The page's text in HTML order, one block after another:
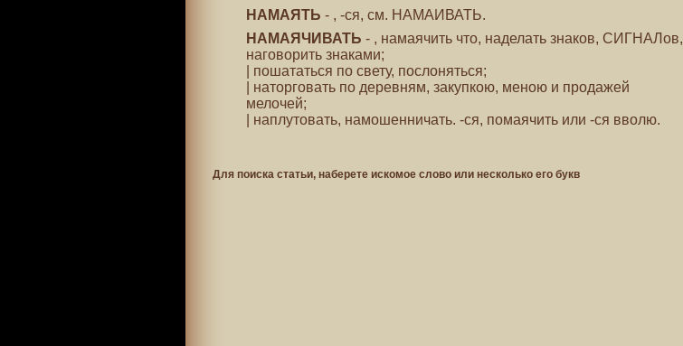
НАМАЯТЬ - , -ся, см. НАМАИВАТЬ.
НАМАЯЧИВАТЬ - , намаячить что, наделать знаков, СИГНАЛов,
наговорить знаками;
| пошататься по свету, послоняться;
| наторговать по деревням, закупкою, меною и продажей
мелочей;
| наплутовать, намошенничать. -ся, помаячить или -ся вволю.
Для поиска статьи, наберете искомое слово или несколько его букв